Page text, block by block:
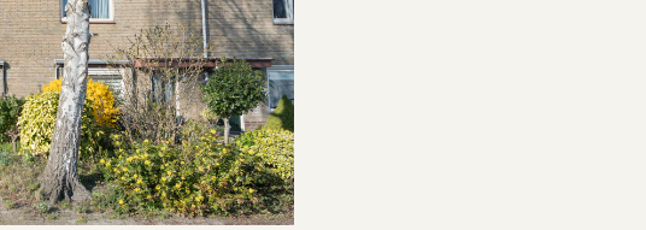
Cv ketel
Cv ketel
Tv kabel, buitenzonwering, dakraam,
glasvezel kabel, natuurlijke ventilatie
Geen garage
Openbaar parkeren, op eigen terrein